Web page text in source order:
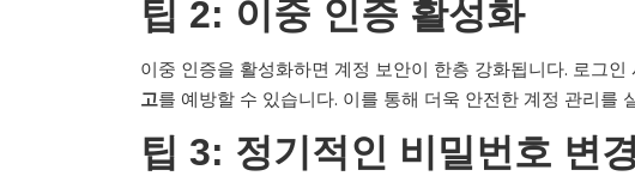
팁 2: 이중 인증 활성화
이중 인증을 활성화하면 계정 보안이 한층 강화됩니다. 로그
고를 예방할 수 있습니다. 이를 통해 더욱 안전한 계정 관리를
팁 3: 정기적인 비밀번호 변경